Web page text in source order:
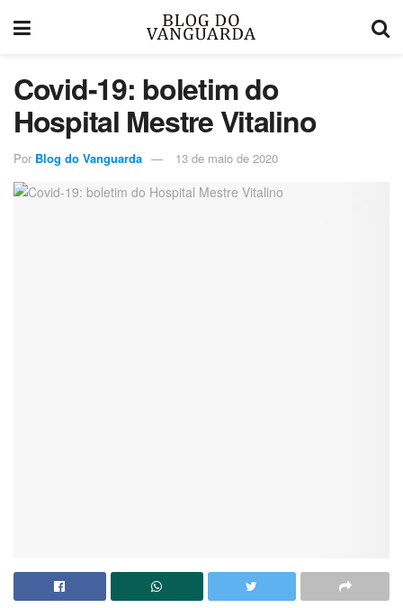
Covid-19: boletim do
Hospital Mestre Vitalino
Por Blog do Vanguarda 13 de maio de 2020